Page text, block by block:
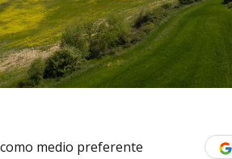
medio preferente